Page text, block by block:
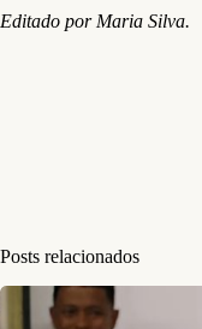
Editado por Maria Silva.
Posts relacionados